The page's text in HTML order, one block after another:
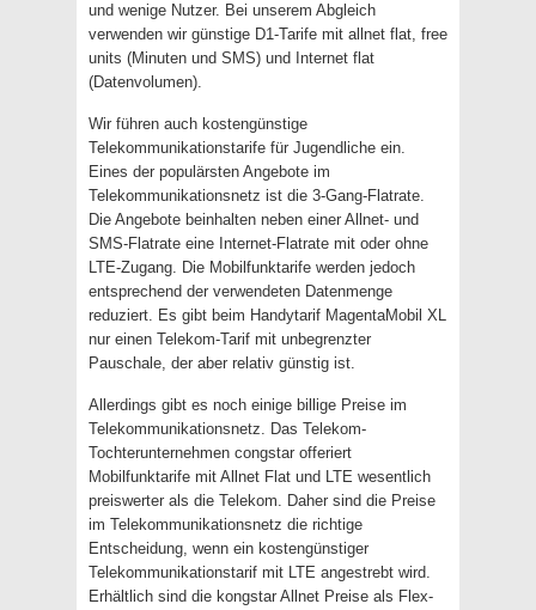
und wenige Nutzer. Bei unserem Abgleich
verwenden wir günstige D1-Tarife mit allnet flat, free
units (Minuten und SMS) und Internet flat
(Datenvolumen).
Wir führen auch kostengünstige
Telekommunikationstarife für Jugendliche ein.
Eines der populärsten Angebote im
Telekommunikationsnetz ist die 3-Gang-Flatrate.
Die Angebote beinhalten neben einer Allnet- und
SMS-Flatrate eine Internet-Flatrate mit oder ohne
LTE-Zugang. Die Mobilfunktarife werden jedoch
entsprechend der verwendeten Datenmenge
reduziert. Es gibt beim Handytarif MagentaMobil XL
nur einen Telekom-Tarif mit unbegrenzter
Pauschale, der aber relativ günstig ist.
Allerdings gibt es noch einige billige Preise im
Telekommunikationsnetz. Das Telekom-
Tochterunternehmen congstar offeriert
Mobilfunktarife mit Allnet Flat und LTE wesentlich
preiswerter als die Telekom. Daher sind die Preise
im Telekommunikationsnetz die richtige
Entscheidung, wenn ein kostengünstiger
Telekommunikationstarif mit LTE angestrebt wird.
Erhältlich sind die kongstar Allnet Preise als Flex-